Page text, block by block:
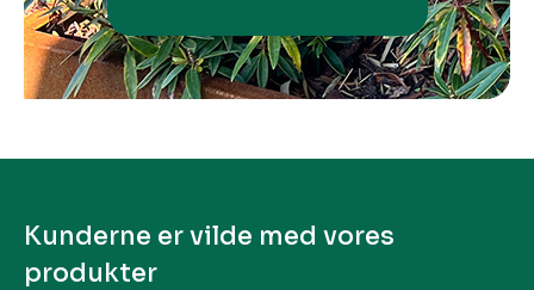
Kunderne er vilde med vores
produkter